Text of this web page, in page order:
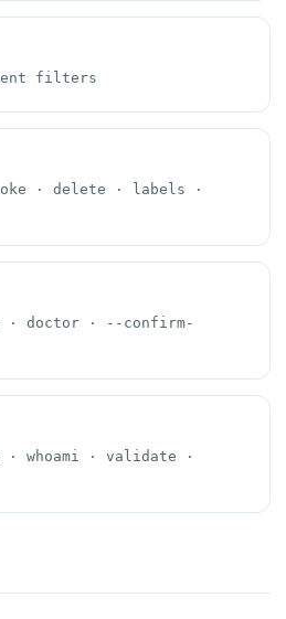
filters
· delete · labels ·
doctor · --confirm-
whoami · validate ·